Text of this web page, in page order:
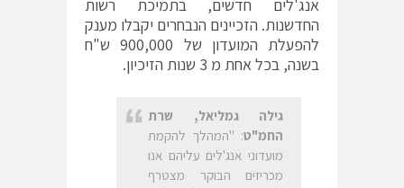
אנג'לים חדשים, בתמיכת רשות
החדשנות. הזכיינים הנבחרים יקבלו מענק
להפעלת המועדון של 900,000 ש"ח
בשנה, בכל אחת מ 3 שנות הזיכיון.
גילה גמליאל, שרת
החמ"ט: "המהלך להקמת
מועדוני אנג'לים עליהם אנו
מכריזים הבוקר מצטרף